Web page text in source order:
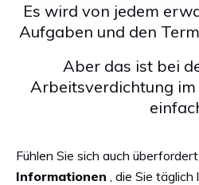
Es wird von jedem
Aufgaben und den
Aber das ist bei
Arbeitsverdichtung
Fühlen Sie sich auch
Informationen , die Sie